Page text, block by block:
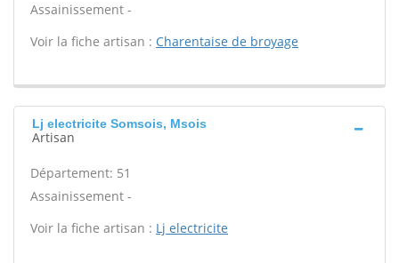
Assainissement -
Voir la fiche artisan : Charentaise de broyage
Lj electricite Somsois, Msois
Artisan
Département: 51
Assainissement -
Voir la fiche artisan : Lj electricite